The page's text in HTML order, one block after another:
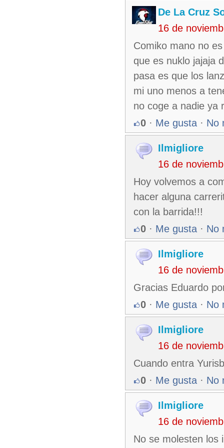
De La Cruz
16 de
Comiko mano no
que es nuklo jajaja
pasa es que los
mi uno menos a
no coge a nadie ya
0 · Me gusta · No
Ilmigliore
16 de
Hoy volvemos a
hacer alguna
con la barrida!!!
0 · Me gusta · No
Ilmigliore
16 de
Gracias Eduardo
0 · Me gusta · No
Ilmigliore
16 de
Cuando entra
0 · Me gusta · No
Ilmigliore
16 de
No se molesten los